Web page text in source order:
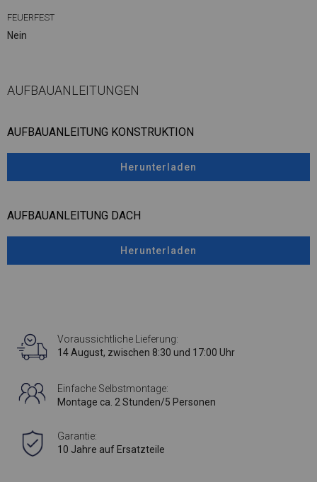
FEUERFEST
Nein
AUFBAUANLEITUNGEN
AUFBAUANLEITUNG KONSTRUKTION
Herunterladen
AUFBAUANLEITUNG DACH
Herunterladen
Voraussichtliche Lieferung:
14 August, zwischen 8:30 und 17:00 Uhr
Einfache Selbstmontage:
Montage ca. 2 Stunden/5 Personen
Garantie:
10 Jahre auf Ersatzteile